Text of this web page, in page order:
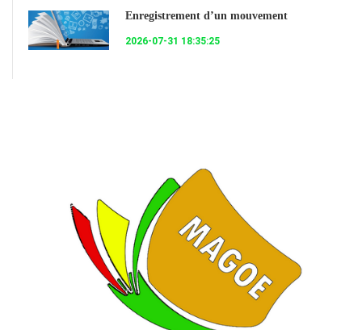
Enregistrement d’un mouvement
2026-07-31 18:35:25